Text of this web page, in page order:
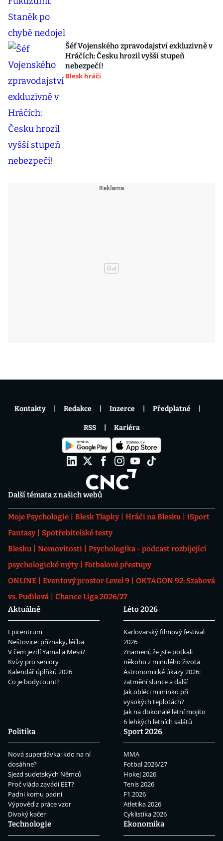
Šéf Vojenského zpravodajství exkluzivně v
Hráčích: Česku hrozil vyšší stupeň
nebezpečí!
Blesk hráči
Další témata z našich webů
Moje Psychologie Blesk Tlapky Hráči na Blesku
iSport
Fantasy
Spotřebitelské testy
Blesku
Nemovitosti
Psychologika - podcast rozbíjející
psychologické mýty
Fotbalové přestupy
ONLINE
Eventový prostor Level 9
OKTAGON 92: Szabová
vs. Pudilová
Chance Liga 2026/27
Aktuálně
Epicentrum
Neštovice: příznaky, léčba
V čem jezdí Yamal a Mesii?
Kvízy pro seniory
Kalendář úplňků 2026
Co je bodycount?
Léto 2026
Karlovarský filmový festival
2026
Znamení, že jste potkali
někoho z minulého života
Astronomické úkazy 2026:
zatmění slunce a další
Jak obléci miminko při
vysokých teplotách?
Jak na dokonalé letní mojito
6 lehkých letních salátů
Politika
Nová superdávka: kdo na ní
dosáhne?
Sjezd sudetských Němců
Proč vláda zavádí EET?
Padni komu padni
Výpověď z práce vzor
Divoký kačer
Sport 2026
MMA
Fotbal 2026/27
Hokej 2026
Tenis 2026
F1 2026
Atletika 2026
Cyklistika 2026
Technologie
Ekonomika
Kontakty Redakce Inzerce Předplatné
RSS Kariéra